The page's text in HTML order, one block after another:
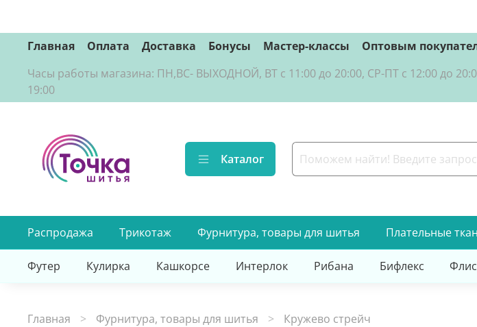
Главная Оплата Доставка Бонусы Мастер-классы Оптовым
Часы работы магазина: ПН,ВС- ВЫХОДНОЙ, ВТ с 11:00 до 20:00, СР-ПТ с 12:00 до
19:00
Каталог
Распродажа Трикотаж Фурнитура, товары для шитья Плательные
Футер Кулирка Кашкорсе Интерлок Рибана Бифлекс Флис
Главная Фурнитура, товары для шитья Кружево стрейч